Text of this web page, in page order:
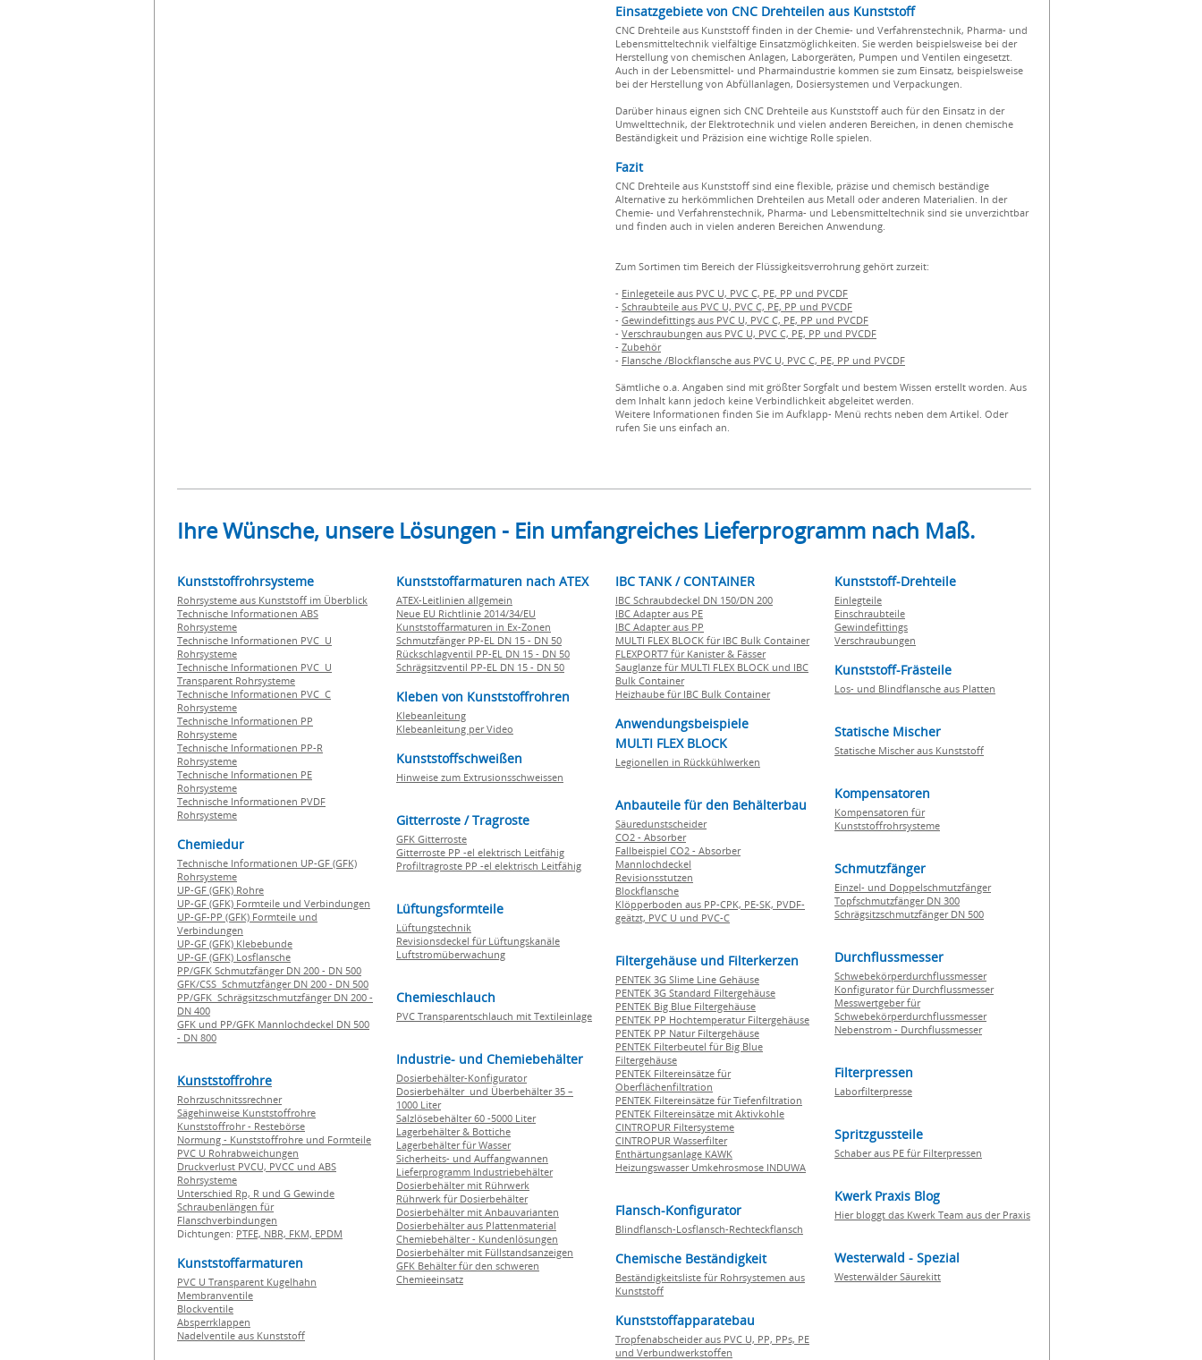
Einsatzgebiete von CNC Drehteilen aus Kunststoff
CNC Drehteile aus Kunststoff finden in der Chemie- und Verfahrenstechnik, Pharma- und
Lebensmitteltechnik vielfältige Einsatzmöglichkeiten. Sie werden beispielsweise bei der
Herstellung von chemischen Anlagen, Laborgeräten, Pumpen und Ventilen eingesetzt.
Auch in der Lebensmittel- und Pharmaindustrie kommen sie zum Einsatz, beispielsweise
bei der Herstellung von Abfüllanlagen, Dosiersystemen und Verpackungen.
Darüber hinaus eignen sich CNC Drehteile aus Kunststoff auch für den Einsatz in der
Umwelttechnik, der Elektrotechnik und vielen anderen Bereichen, in denen chemische
Beständigkeit und Präzision eine wichtige Rolle spielen.
Fazit
CNC Drehteile aus Kunststoff sind eine flexible, präzise und chemisch beständige
Alternative zu herkömmlichen Drehteilen aus Metall oder anderen Materialien. In der
Chemie- und Verfahrenstechnik, Pharma- und Lebensmitteltechnik sind sie unverzichtbar
und finden auch in vielen anderen Bereichen Anwendung.
Zum Sortimen tim Bereich der Flüssigkeitsverrohrung gehört zurzeit:
- Einlegeteile aus PVC U, PVC C, PE, PP und PVCDF
- Schraubteile aus PVC U, PVC C, PE, PP und PVCDF
- Gewindefittings aus PVC U, PVC C, PE, PP und PVCDF
- Verschraubungen aus PVC U, PVC C, PE, PP und PVCDF
- Zubehör
- Flansche /Blockflansche aus PVC U, PVC C, PE, PP und PVCDF
Sämtliche o.a. Angaben sind mit größter Sorgfalt und bestem Wissen erstellt worden. Aus
dem Inhalt kann jedoch keine Verbindlichkeit abgeleitet werden.
Weitere Informationen finden Sie im Aufklapp- Menü rechts neben dem Artikel. Oder
rufen Sie uns einfach an.
Ihre Wünsche, unsere Lösungen - Ein umfangreiches Lieferprogramm nach Maß.
Kunststoffrohrsysteme
Rohrsysteme aus Kunststoff im Überblick
Technische Informationen ABS
Rohrsysteme
Technische Informationen PVC U
Rohrsysteme
Technische Informationen PVC U
Transparent Rohrsysteme
Technische Informationen PVC C
Rohrsysteme
Technische Informationen PP
Rohrsysteme
Technische Informationen PP-R
Rohrsysteme
Technische Informationen PE
Rohrsysteme
Technische Informationen PVDF
Rohrsysteme
Chemiedur
Technische Informationen UP-GF (GFK)
Rohrsysteme
UP-GF (GFK) Rohre
UP-GF (GFK) Formteile und Verbindungen
UP-GF-PP (GFK) Formteile und
Verbindungen
UP-GF (GFK) Klebebunde
UP-GF (GFK) Losflansche
PP/GFK Schmutzfänger DN 200 - DN 500
GFK/CSS Schmutzfänger DN 200 - DN 500
PP/GFK Schrägsitzschmutzfänger DN 200 -
DN 400
GFK und PP/GFK Mannlochdeckel DN 500
- DN 800
Kunststoffrohre
Rohrzuschnitssrechner
Sägehinweise Kunststoffrohre
Kunststoffrohr - Restebörse
Normung - Kunststoffrohre und Formteile
PVC U Rohrabweichungen
Druckverlust PVCU, PVCC und ABS
Rohrsysteme
Unterschied Rp, R und G Gewinde
Schraubenlängen für
Flanschverbindungen
Dichtungen: PTFE, NBR, FKM, EPDM
Kunststoffarmaturen
PVC U Transparent Kugelhahn
Membranventile
Blockventile
Absperrklappen
Nadelventile aus Kunststoff
Kunststoffarmaturen nach ATEX
ATEX-Leitlinien allgemein
Neue EU Richtlinie 2014/34/EU
Kunststoffarmaturen in Ex-Zonen
Schmutzfänger PP-EL DN 15 - DN 50
Rückschlagventil PP-EL DN 15 - DN 50
Schrägsitzventil PP-EL DN 15 - DN 50
Kleben von Kunststoffrohren
Klebeanleitung
Klebeanleitung per Video
Kunststoffschweißen
Hinweise zum Extrusionsschweissen
Gitterroste / Tragroste
GFK Gitterroste
Gitterroste PP -el elektrisch Leitfähig
Profiltragroste PP -el elektrisch Leitfähig
Lüftungsformteile
Lüftungstechnik
Revisionsdeckel für Lüftungskanäle
Luftstromüberwachung
Chemieschlauch
PVC Transparentschlauch mit Textileinlage
Industrie- und Chemiebehälter
Dosierbehälter-Konfigurator
Dosierbehälter und Überbehälter 35 –
1000 Liter
Salzlösebehälter 60 -5000 Liter
Lagerbehälter & Bottiche
Lagerbehälter für Wasser
Sicherheits- und Auffangwannen
Lieferprogramm Industriebehälter
Dosierbehälter mit Rührwerk
Rührwerk für Dosierbehälter
Dosierbehälter mit Anbauvarianten
Dosierbehälter aus Plattenmaterial
Chemiebehälter - Kundenlösungen
Dosierbehälter mit Füllstandsanzeigen
GFK Behälter für den schweren
Chemieeinsatz
IBC TANK / CONTAINER
IBC Schraubdeckel DN 150/DN 200
IBC Adapter aus PE
IBC Adapter aus PP
MULTI FLEX BLOCK für IBC Bulk Container
FLEXPORT7 für Kanister & Fässer
Sauglanze für MULTI FLEX BLOCK und IBC
Bulk Container
Heizhaube für IBC Bulk Container
Anwendungsbeispiele
MULTI FLEX BLOCK
Legionellen in Rückkühlwerken
Anbauteile für den Behälterbau
Säuredunstscheider
CO2 - Absorber
Fallbeispiel CO2 - Absorber
Mannlochdeckel
Revisionsstutzen
Blockflansche
Klöpperboden aus PP-CPK, PE-SK, PVDF-
geätzt, PVC U und PVC-C
Filtergehäuse und Filterkerzen
PENTEK 3G Slime Line Gehäuse
PENTEK 3G Standard Filtergehäuse
PENTEK Big Blue Filtergehäuse
PENTEK PP Hochtemperatur Filtergehäuse
PENTEK PP Natur Filtergehäuse
PENTEK Filterbeutel für Big Blue
Filtergehäuse
PENTEK Filtereinsätze für
Oberflächenfiltration
PENTEK Filtereinsätze für Tiefenfiltration
PENTEK Filtereinsätze mit Aktivkohle
CINTROPUR Filtersysteme
CINTROPUR Wasserfilter
Enthärtungsanlage KAWK
Heizungswasser Umkehrosmose INDUWA
Flansch-Konfigurator
Blindflansch-Losflansch-Rechteckflansch
Chemische Beständigkeit
Beständigkeitsliste für Rohrsystemen aus
Kunststoff
Kunststoffapparatebau
Tropfenabscheider aus PVC U, PP, PPs, PE
und Verbundwerkstoffen
Kunststoff-Drehteile
Einlegteile
Einschraubteile
Gewindefittings
Verschraubungen
Kunststoff-Frästeile
Los- und Blindflansche aus Platten
Statische Mischer
Statische Mischer aus Kunststoff
Kompensatoren
Kompensatoren für
Kunststoffrohrsysteme
Schmutzfänger
Einzel- und Doppelschmutzfänger
Topfschmutzfänger DN 300
Schrägsitzschmutzfänger DN 500
Durchflussmesser
Schwebekörperdurchflussmesser
Konfigurator für Durchflussmesser
Messwertgeber für
Schwebekörperdurchflussmesser
Nebenstrom - Durchflussmesser
Filterpressen
Laborfilterpresse
Spritzgussteile
Schaber aus PE für Filterpressen
Kwerk Praxis Blog
Hier bloggt das Kwerk Team aus der Praxis
Westerwald - Spezial
Westerwälder Säurekitt